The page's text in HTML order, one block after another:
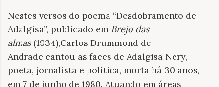
Nestes versos do poema “Desdobramento de
Adalgisa”, publicado em Brejo das
almas(1934),Carlos Drummond de
Andrade cantou as faces de Adalgisa Nery,
poeta, jornalista e política, morta há 30 anos,
em 7 de junho de 1980. Atuando em áreas